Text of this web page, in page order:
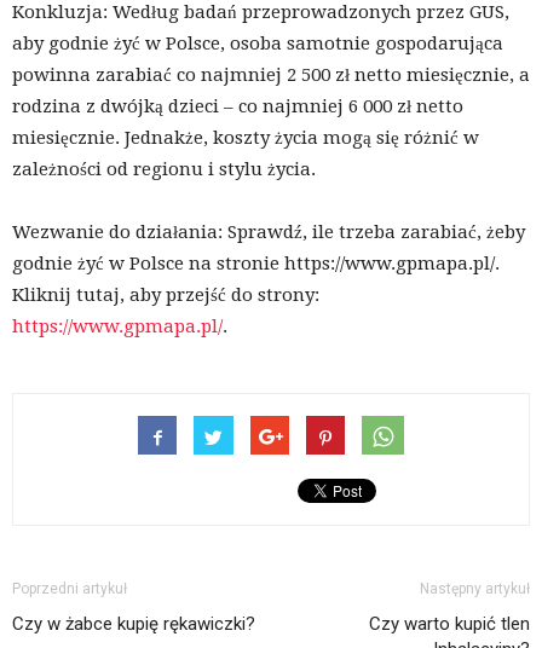
Konkluzja: Według badań przeprowadzonych przez GUS,
aby godnie żyć w Polsce, osoba samotnie gospodarująca
powinna zarabiać co najmniej 2 500 zł netto miesięcznie, a
rodzina z dwójką dzieci – co najmniej 6 000 zł netto
miesięcznie. Jednakże, koszty życia mogą się różnić w
zależności od regionu i stylu życia.
Wezwanie do działania: Sprawdź, ile trzeba zarabiać, żeby
godnie żyć w Polsce na stronie https://www.gpmapa.pl/.
Kliknij tutaj, aby przejść do strony:
https://www.gpmapa.pl/.
Poprzedni artykuł
Czy w żabce kupię rękawiczki?
Następny artykuł
Czy warto kupić tlen